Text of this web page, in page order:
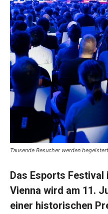
Tausende Besucher werden
Das Esports
Vienna wird am 11.
einer historischen